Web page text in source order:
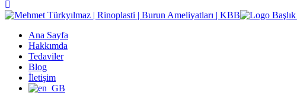
Ana Sayfa
Hakkımda
Tedaviler
Blog
İletişim